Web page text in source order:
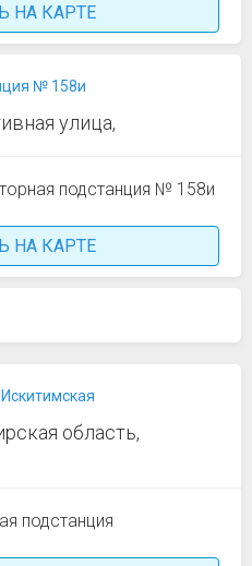
НА КАРТЕ
№ 158и
улица,
НА КАРТЕ
область,